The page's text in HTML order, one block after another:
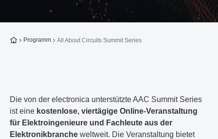
Zur Startseite
Programm All About Circuits Summit Series
Die von der electronica unterstützte AAC Summit Series
ist eine kostenlose, viertägige Online-Veranstaltung
für Elektroingenieure und Fachleute aus der
Elektronikbranche weltweit. Die Veranstaltung bietet